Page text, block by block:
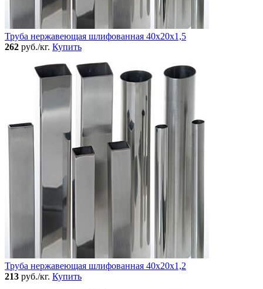
Труба нержавеющая шлифованная 40х20х1,5
262 руб./кг. Купить
Труба нержавеющая шлифованная 40х20х1,2
213 руб./кг. Купить